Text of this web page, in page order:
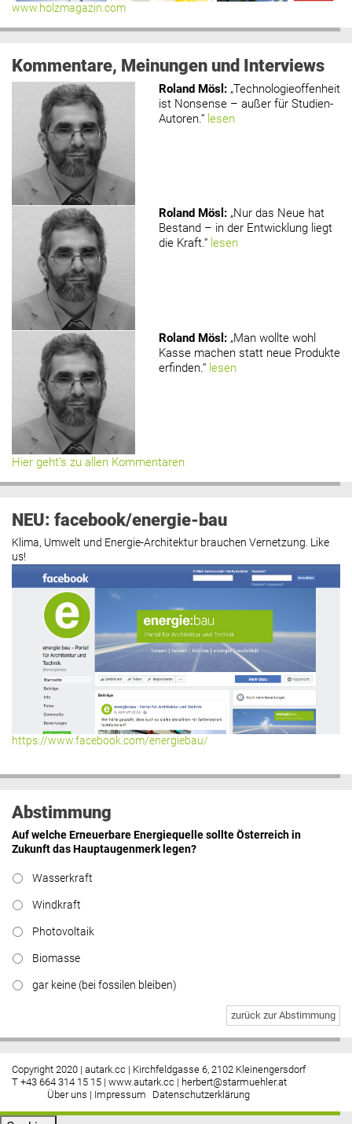
www.holzmagazin.com
Kommentare, Meinungen und Interviews
Roland Mösl : „Technologieoffenheit
ist Nonsense – außer für Studien-
Autoren.“ lesen
Roland Mösl : „Nur das Neue hat
Bestand – in der Entwicklung liegt
die Kraft.“ lesen
Roland Mösl : „Man wollte wohl
Kasse machen statt neue Produkte
erfinden.“ lesen
Hier geht’s zu allen Kommentaren
NEU: facebook/energie-bau
Klima, Umwelt und Energie-Architektur brauchen Vernetzung. Like
us!
https://www.facebook.com/energiebau/
Abstimmung
Auf welche Erneuerbare Energiequelle sollte Österreich in
Zukunft das Hauptaugenmerk legen?
Wasserkraft
Windkraft
Photovoltaik
Biomasse
gar keine (bei fossilen bleiben)
zurück zur Abstimmung
Copyright 2020 | autark.cc | Kirchfeldgasse 6, 2102 Kleinengersdorf
T +43 664 314 15 15 | www.autark.cc | herbert@starmuehler.at
Über uns | Impressum Datenschutzerklärung